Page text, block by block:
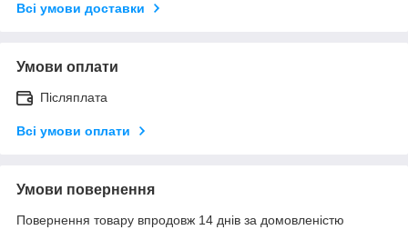
Всі умови доставки
Умови оплати
Післяплата
Всі умови оплати
Умови повернення
Повернення товару впродовж 14 днів за домовленістю